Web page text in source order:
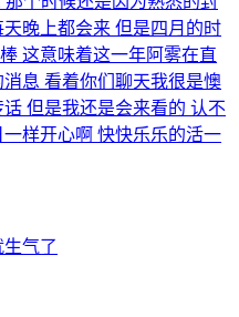
晚上都会来 但是四月的时
这意味着这一年阿雾在直
息 看着你们聊天我很是懊
但是我还是会来看的 认不
样开心啊 快快乐乐的活一
气了